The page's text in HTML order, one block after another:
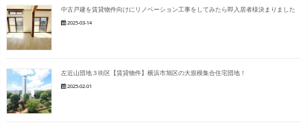
中古戸建を賃貸物件向けにリノベーション工事をしてみたら即入居者様決まりました
2025-03-14
左近山団地３街区【賃貸物件】横浜市旭区の大規模集合住宅団地！
2025-02-01